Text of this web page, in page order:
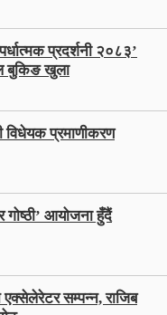
प्रदर्शनी २०८३’
बुकिङ खुला
विधेयक प्रमाणीकरण
आयोजना हुँदैं
सम्पन्न, राजिब